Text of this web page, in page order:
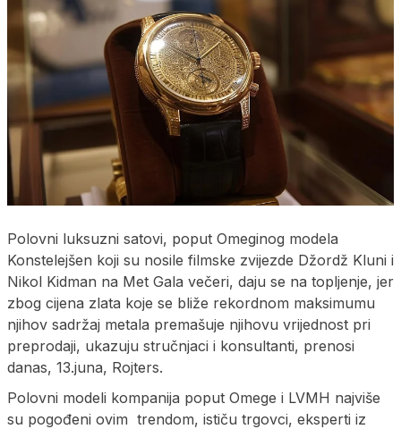
Polovni luksuzni satovi, poput Omeginog modela
Konstelejšen koji su nosile filmske zvijezde Džordž Kluni i
Nikol Kidman na Met Gala večeri, daju se na topljenje, jer
zbog cijena zlata koje se bliže rekordnom maksimumu
njihov sadržaj metala premašuje njihovu vrijednost pri
preprodaji, ukazuju stručnjaci i konsultanti, prenosi
danas, 13.juna, Rojters.
Polovni modeli kompanija poput Omege i LVMH najviše
su pogođeni ovim trendom, ističu trgovci, eksperti iz